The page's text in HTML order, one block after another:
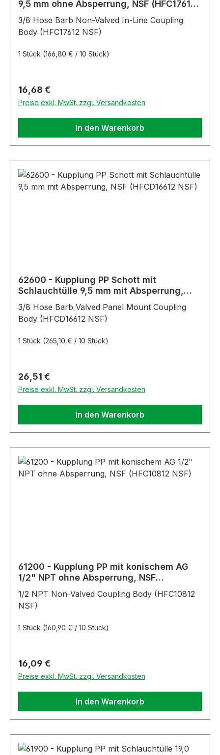
9,5 mm ohne Absperrung, NSF (HFC17612
3/8 Hose Barb Non-Valved In-Line Coupling
Body (HFC17612 NSF)
1 Stück (166,80 € / 10 Stück)
Regulärer Preis:
16,68 €
Preise exkl. MwSt. zzgl. Versandkosten
In den Warenkorb
62600 - Kupplung PP Schott mit
Schlauchtülle 9,5 mm mit Absperrung,
3/8 Hose Barb Valved Panel Mount Coupling
Body (HFCD16612 NSF)
1 Stück (265,10 € / 10 Stück)
Regulärer Preis:
26,51 €
Preise exkl. MwSt. zzgl. Versandkosten
In den Warenkorb
61200 - Kupplung PP mit konischem AG
1/2" NPT ohne Absperrung, NSF
1/2 NPT Non-Valved Coupling Body (HFC10812
NSF)
1 Stück (160,90 € / 10 Stück)
Regulärer Preis:
16,09 €
Preise exkl. MwSt. zzgl. Versandkosten
In den Warenkorb